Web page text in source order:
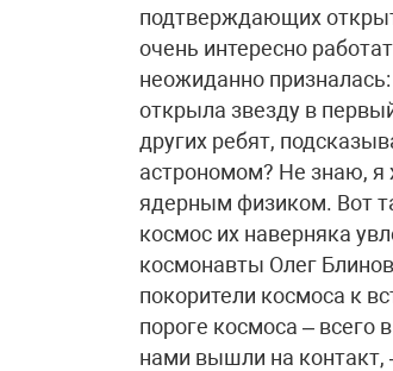
подтверждающих
очень интересно
неожиданно
открыла звезду в
других ребят,
астрономом? Не знаю, я
ядерным физиком. Вот
космос их наверняка
космонавты Олег
покорители космоса к
пороге космоса – всего
нами вышли на контакт,